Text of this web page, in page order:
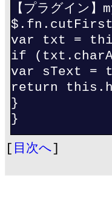
【プラグイン
var txt =
if
var sText
return
}
}
[ 目次へ]